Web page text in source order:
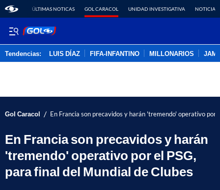
ÚLTIMAS NOTICAS GOL CARACOL UNIDAD INVESTIGATIVA NOTICIAS
Tendencias: LUIS DÍAZ FIFA-INFANTINO MILLONARIOS
Gol Caracol / En Francia son precavidos y harán 'tremendo' operativo por
En Francia son precavidos y harán
'tremendo' operativo por el PSG,
para final del Mundial de Clubes